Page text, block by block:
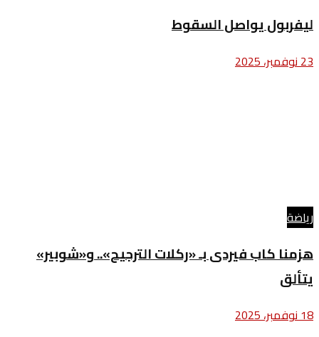
ليفربول يواصل السقوط
23 نوفمبر، 2025
رياضة
هزمنا كاب فيردى بـ «ركلات الترجيح».. و«شوبير»
يتألق
18 نوفمبر، 2025